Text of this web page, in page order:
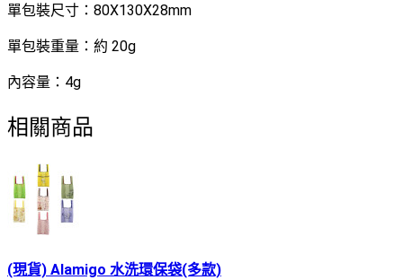
單包裝尺寸：80X130X28mm
單包裝重量：約 20g
內容量：4g
相關商品
(現貨) Alamigo 水洗環保袋(多款)